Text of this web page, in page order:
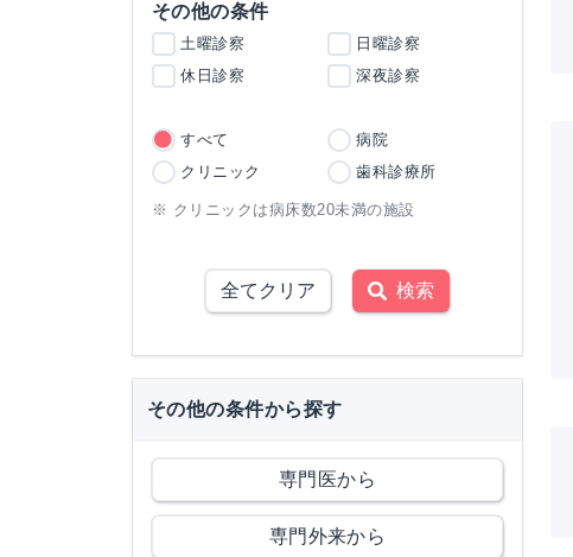
その他の条件
土曜診察
日曜診察
休日診察
深夜診察
すべて
病院
クリニック
歯科診療所
※ クリニックは病床数20未満の施設
全てクリア 検索
その他の条件から探す
専門医から
専門外来から